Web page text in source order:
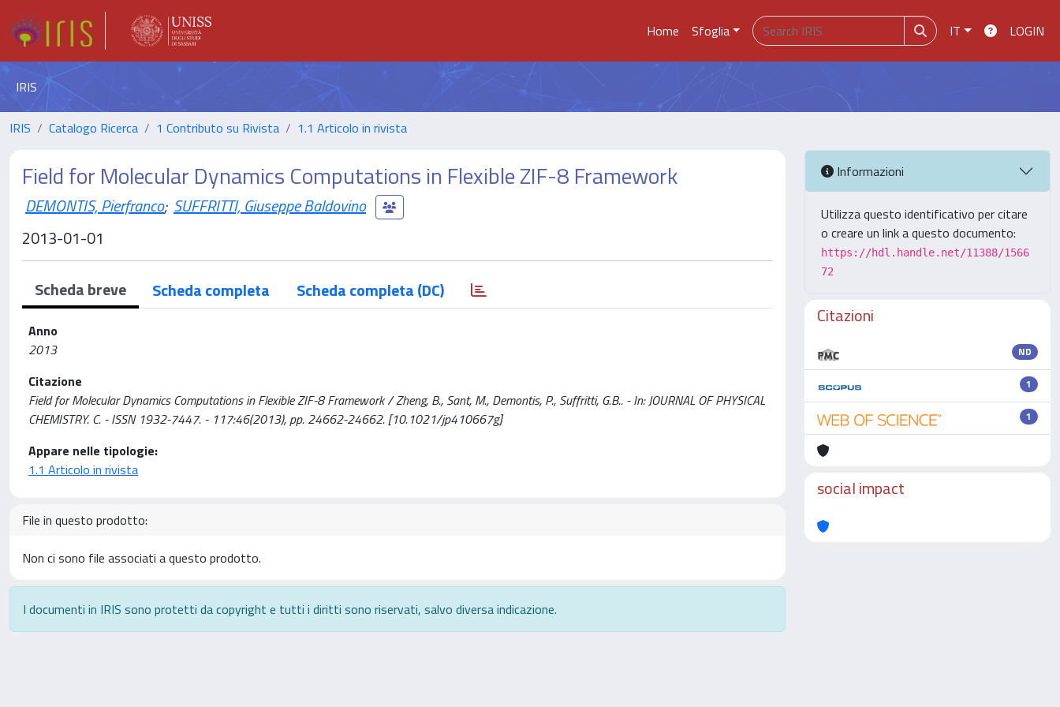
Home Sfoglia IT LOGIN
IRIS
IRIS Catalogo Ricerca 1 Contributo su Rivista 1.1 Articolo in rivista
Field for Molecular Dynamics Computations in Flexible ZIF-8 Framework
DEMONTIS, Pierfranco; SUFFRITTI, Giuseppe Baldovino
2013-01-01
Scheda breve Scheda completa Scheda completa (DC)
Anno
2013
Citazione
Field for Molecular Dynamics Computations in Flexible ZIF-8 Framework / Zheng, B., Sant, M., Demontis, P., Suffritti, G.B.. - In: JOURNAL OF PHYSICAL
CHEMISTRY. C. - ISSN 1932-7447. - 117:46(2013), pp. 24662-24662. [10.1021/jp410667g]
Appare nelle tipologie:
1.1 Articolo in rivista
File in questo prodotto:
Non ci sono file associati a questo prodotto.
I documenti in IRIS sono protetti da copyright e tutti i diritti sono riservati, salvo diversa indicazione.
Informazioni
Utilizza questo identificativo per citare
o creare un link a questo documento:
https://hdl.handle.net/11388/1566
72
Citazioni
ND
1
1
social impact